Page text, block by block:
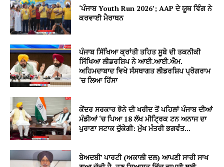
‘ਪੰਜਾਬ Youth Run 2026’; AAP ਦੇ ਯੂਥ ਵਿੰਗ ਨੇ
ਕਰਵਾਈ ਮੈਰਾਥਨ
ਪੰਜਾਬ ਸਿੱਖਿਆ ਕ੍ਰਾਂਤੀ ਤਹਿਤ ਸੂਬੇ ਦੀ ਤਕਨੀਕੀ
ਸਿੱਖਿਆ ਲੀਡਰਸ਼ਿਪ ਨੇ ਆਈ.ਆਈ.ਐਮ.
ਅਹਿਮਦਾਬਾਦ ਵਿਖੇ ਸੰਸਥਾਗਤ ਲੀਡਰਸ਼ਿਪ ਪ੍ਰੋਗਰਾਮ
‘ਚ ਲਿਆ ਹਿੱਸਾ
ਕੇਂਦਰ ਸਰਕਾਰ ਝੋਨੇ ਦੀ ਖਰੀਦ ਤੋਂ ਪਹਿਲਾਂ ਪੰਜਾਬ ਦੀਆਂ
ਮੰਡੀਆਂ ‘ਚ ਪਿਆ 18 ਲੱਖ ਮੀਟ੍ਰਿਕ ਟਨ ਅਨਾਜ ਦਾ
ਪੁਰਾਣਾ ਸਟਾਕ ਚੁੱਕੇਗੀ: ਮੁੱਖ ਮੰਤਰੀ ਭਗਵੰਤ...
ਬੇਅਦਬੀ’ ਪਾਰਟੀ (ਅਕਾਲੀ ਦਲ) ਆਪਣੀ ਸਾਰੀ ਸਾਖ